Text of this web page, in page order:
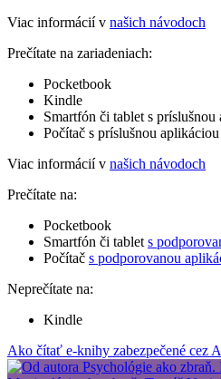
Viac informácií v našich návodoch
Prečítate na zariadeniach:
Pocketbook
Kindle
Smartfón či tablet s príslušnou
Počítač s príslušnou aplikáciou
Viac informácií v našich návodoch
Prečítate na:
Pocketbook
Smartfón či tablet s
Počítač s podporovanou
Neprečítate na:
Kindle
Ako čítať e-knihy zabezpečené cez